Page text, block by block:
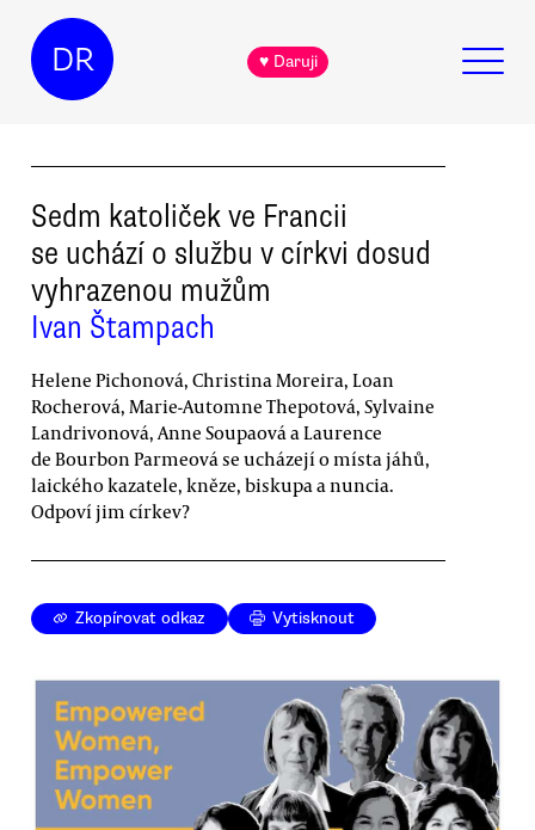
DR ♥ Daruji
Sedm katoliček ve Francii
se uchází o službu v církvi dosud
vyhrazenou mužům
Ivan Štampach
Helene Pichonová, Christina Moreira, Loan
Rocherová, Marie-Automne Thepotová, Sylvaine
Landrivonová, Anne Soupaová a Laurence
de Bourbon Parmeová se ucházejí o místa jáhů,
laického kazatele, kněze, biskupa a nuncia.
Odpoví jim církev?
Zkopírovat odkaz Vytisknout